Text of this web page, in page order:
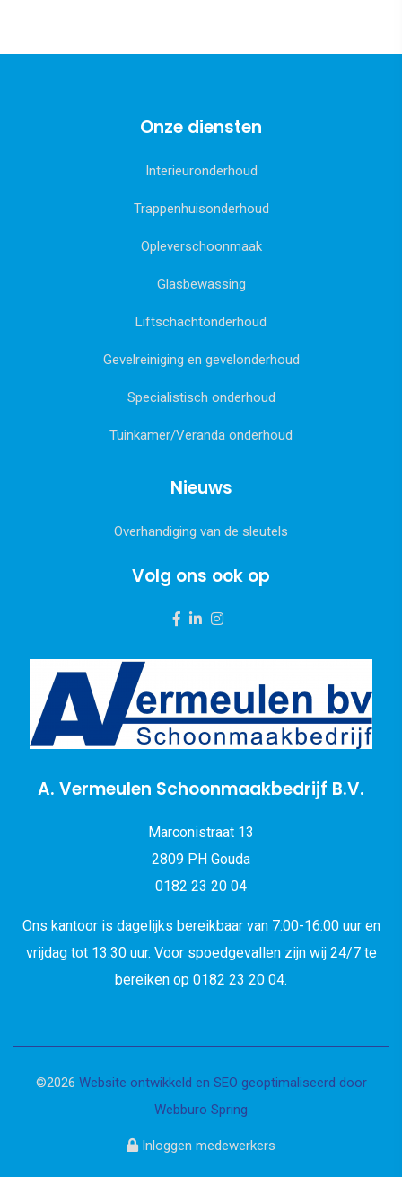
Onze diensten
Interieuronderhoud
Trappenhuisonderhoud
Opleverschoonmaak
Glasbewassing
Liftschachtonderhoud
Gevelreiniging en gevelonderhoud
Specialistisch onderhoud
Tuinkamer/Veranda onderhoud
Nieuws
Overhandiging van de sleutels
Volg ons ook op
A. Vermeulen Schoonmaakbedrijf B.V.
Marconistraat 13
2809 PH Gouda
0182 23 20 04
Ons kantoor is dagelijks bereikbaar van 7:00-16:00 uur en
vrijdag tot 13:30 uur. Voor spoedgevallen zijn wij 24/7 te
bereiken op 0182 23 20 04.
©2026 Website ontwikkeld en SEO geoptimaliseerd door
Webburo Spring
Inloggen medewerkers